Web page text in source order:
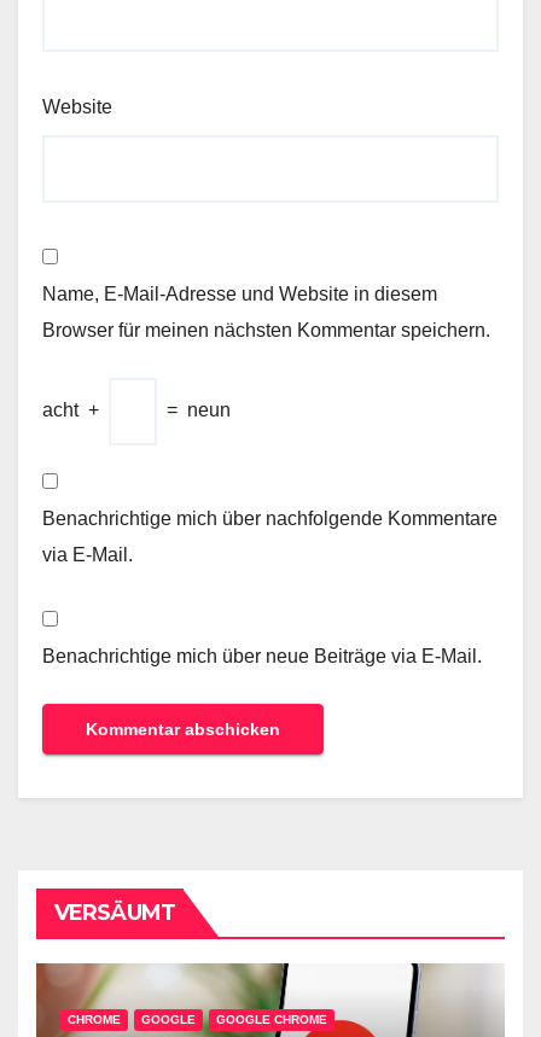
Website
Name, E-Mail-Adresse und Website in diesem
Browser für meinen nächsten Kommentar speichern.
acht + = neun
Benachrichtige mich über nachfolgende Kommentare
via E-Mail.
Benachrichtige mich über neue Beiträge via E-Mail.
VERSÄUMT
CHROME GOOGLE GOOGLE CHROME